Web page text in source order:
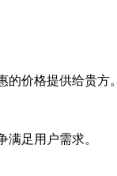
价格提供给贵方。
足用户需求。